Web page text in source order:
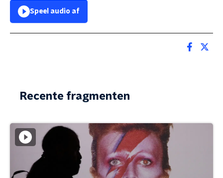
Speel audio af
Recente fragmenten